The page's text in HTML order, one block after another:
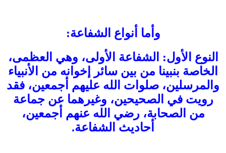
وأما أنواع الشفاعة:
النوع الأول: الشفاعة الأولى، وهي العظمى،
الخاصة بنبينا من بين سائر إخوانه من الأنبياء
والمرسلين، صلوات الله عليهم أجمعين، فقد
رويت في الصحيحين، وغيرهما عن جماعة
من الصحابة، رضي الله عنهم أجمعين،
أحاديث الشفاعة.